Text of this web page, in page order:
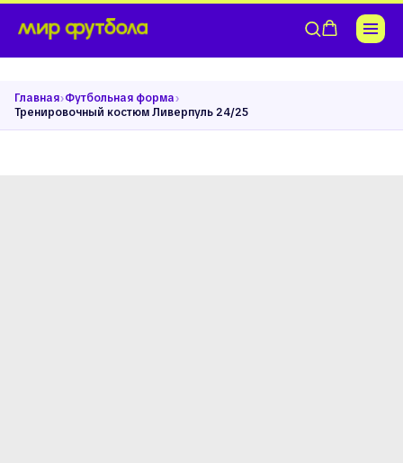
Главная›Футбольная форма›
Тренировочный костюм Ливерпуль 24/25